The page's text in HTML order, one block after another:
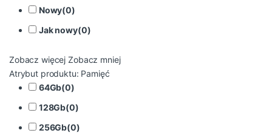
Nowy(0)
Jak nowy(0)
Zobacz więcej Zobacz mniej
Atrybut produktu: Pamięć
64Gb(0)
128Gb(0)
256Gb(0)